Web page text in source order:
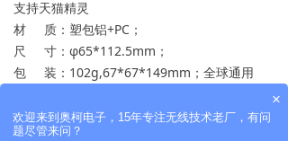
支持天猫精灵
材 质：塑包铝+PC；
尺 寸：φ65*112.5mm；
包 装：102g,67*67*149mm；全球通用
×
欢迎来到奥柯电子，15年专注无线技术老厂，有问
题尽管来问？